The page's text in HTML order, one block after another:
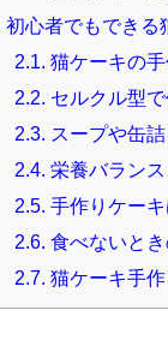
初心者でもできる
2.1.
猫ケーキの
2.2.
セルクル型
2.3.
スープや缶
2.4. 栄養バラン
2.5. 手作りケー
2.6. 食べないと
2.7. 猫ケーキ手